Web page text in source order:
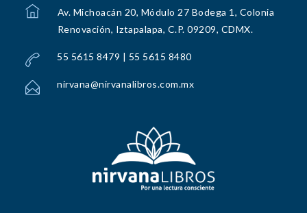
Av. Michoacán 20, Módulo 27 Bodega 1, Colonia
Renovación, Iztapalapa, C.P. 09209, CDMX.
55 5615 8479 | 55 5615 8480
nirvana@nirvanalibros.com.mx